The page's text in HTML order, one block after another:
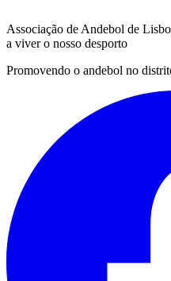
Associação de Andebol de
a viver o nosso desporto
Promovendo o andebol no